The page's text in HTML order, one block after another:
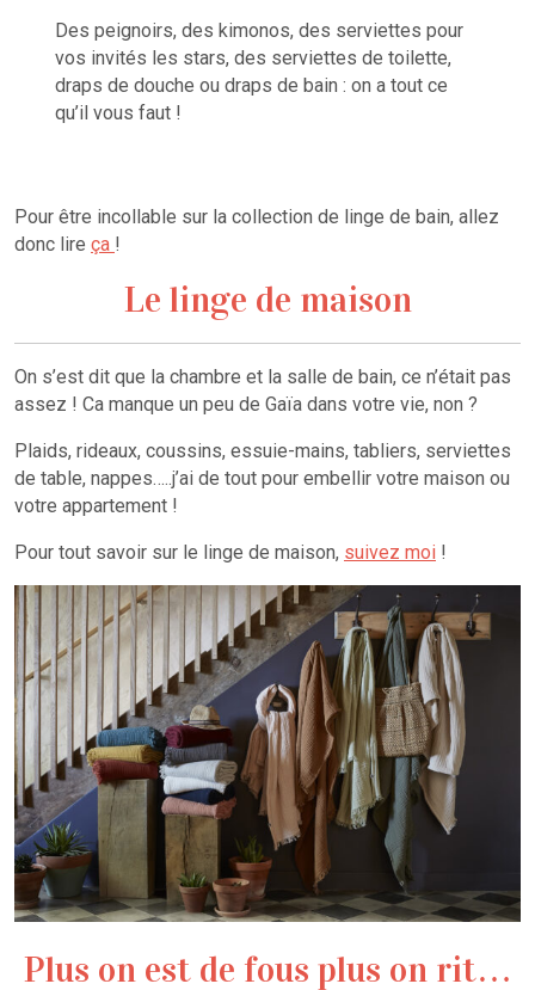
Des peignoirs, des kimonos, des serviettes pour
vos invités les stars, des serviettes de toilette,
draps de douche ou draps de bain : on a tout ce
qu’il vous faut !
Pour être incollable sur la collection de linge de bain, allez
donc lire ça !
Le linge de maison
On s’est dit que la chambre et la salle de bain, ce n’était pas
assez ! Ca manque un peu de Gaïa dans votre vie, non ?
Plaids, rideaux, coussins, essuie-mains, tabliers, serviettes
de table, nappes…..j’ai de tout pour embellir votre maison ou
votre appartement !
Pour tout savoir sur le linge de maison, suivez moi !
Plus on est de fous plus on rit…